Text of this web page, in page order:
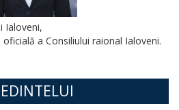
Ialoveni,
a Consiliului raional Ialoveni.